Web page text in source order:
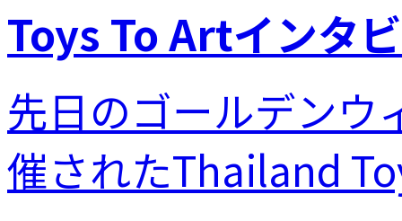
Toys To Artインタ
先日のゴールデンウ
催されたThailand